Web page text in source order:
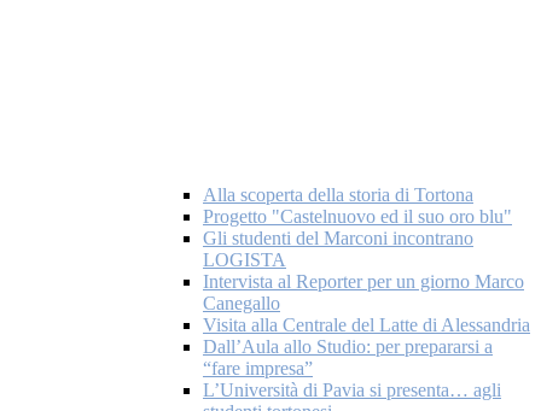
Alla scoperta della storia di Tortona
Progetto "Castelnuovo ed il suo oro blu"
Gli studenti del Marconi incontrano
LOGISTA
Intervista al Reporter per un giorno Marco
Canegallo
Visita alla Centrale del Latte di Alessandria
Dall’Aula allo Studio: per prepararsi a
“fare impresa”
L’Università di Pavia si presenta… agli